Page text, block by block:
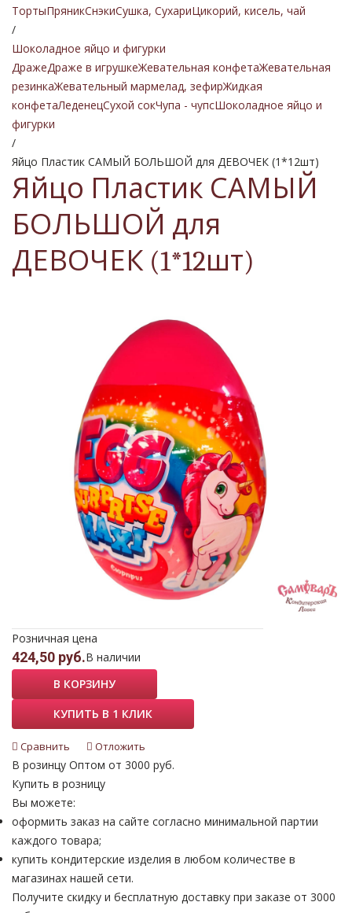
ТортыПряникСнэкиСушка, СухариЦикорий, кисель, чай
/
Шоколадное яйцо и фигурки
ДражеДраже в игрушкеЖевательная конфетаЖевательная
резинкаЖевательный мармелад, зефирЖидкая
конфетаЛеденецСухой сокЧупа - чупсШоколадное яйцо и
фигурки
/
Яйцо Пластик САМЫЙ БОЛЬШОЙ для ДЕВОЧЕК (1*12шт)
Яйцо Пластик САМЫЙ
БОЛЬШОЙ для
ДЕВОЧЕК (1*12шт)
Розничная цена
424,50 руб.В наличии
В КОРЗИНУ
КУПИТЬ В 1 КЛИК
Сравнить Отложить
В розинцу Оптом от 3000 руб.
Купить в розницу
Вы можете:
оформить заказ на сайте согласно минимальной партии
каждого товара;
купить кондитерские изделия в любом количестве в
магазинах нашей сети.
Получите скидку и бесплатную доставку при заказе от 3000